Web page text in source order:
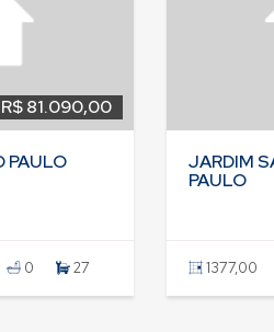
R$ 81.090,00
PAULO
0 27
JARDIM
PAULO
1377,00